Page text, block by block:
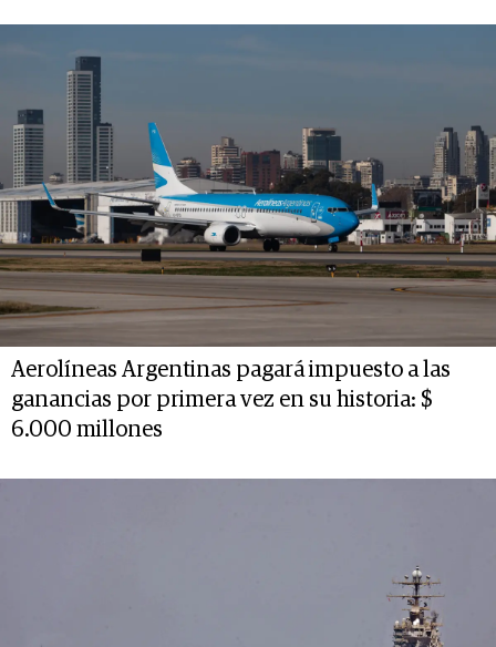
Aerolíneas Argentinas pagará impuesto a las
ganancias por primera vez en su historia: $
6.000 millones